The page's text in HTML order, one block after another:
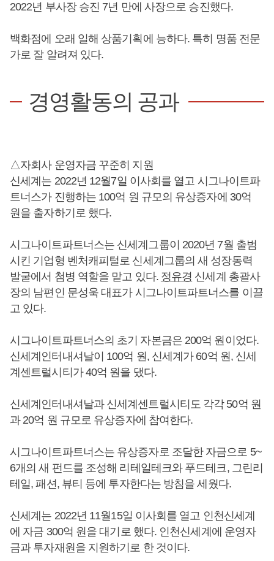
2022년 부사장 승진 7년 만에 사장으로 승진했다.
백화점에 오래 일해 상품기획에 능하다. 특히 명품 전문
가로 잘 알려져 있다.
경영활동의 공과
△자회사 운영자금 꾸준히 지원
신세계는 2022년 12월7일 이사회를 열고 시그나이트파
트너스가 진행하는 100억 원 규모의 유상증자에 30억
원을 출자하기로 했다.
시그나이트파트너스는 신세계그룹이 2020년 7월 출범
시킨 기업형 벤처캐피털로 신세계그룹의 새 성장동력
발굴에서 첨병 역할을 맡고 있다. 정유경 신세계 총괄사
장의 남편인 문성욱 대표가 시그나이트파트너스를 이끌
고 있다.
시그나이트파트너스의 초기 자본금은 200억 원이었다.
신세계인터내셔날이 100억 원, 신세계가 60억 원, 신세
계센트럴시티가 40억 원을 댔다.
신세계인터내셔날과 신세계센트럴시티도 각각 50억 원
과 20억 원 규모로 유상증자에 참여한다.
시그나이트파트너스는 유상증자로 조달한 자금으로 5~
6개의 새 펀드를 조성해 리테일테크와 푸드테크, 그린리
테일, 패션, 뷰티 등에 투자한다는 방침을 세웠다.
신세계는 2022년 11월15일 이사회를 열고 인천신세계
에 자금 300억 원을 대기로 했다. 인천신세계에 운영자
금과 투자재원을 지원하기로 한 것이다.